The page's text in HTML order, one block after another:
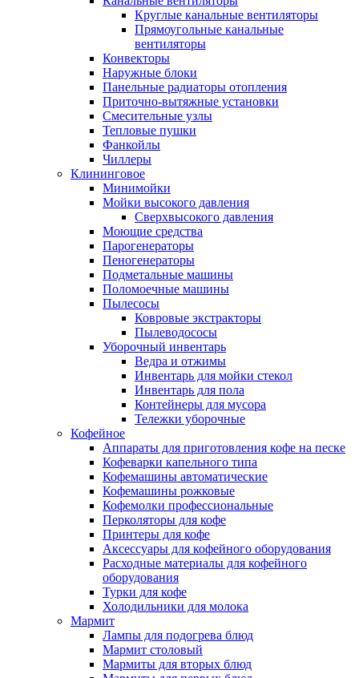
Круглые канальные вентиляторы
Прямоугольные канальные
вентиляторы
Конвекторы
Наружные блоки
Панельные радиаторы отопления
Приточно-вытяжные установки
Смесительные узлы
Тепловые пушки
Фанкойлы
Чиллеры
Клининговое
Минимойки
Мойки высокого давления
Сверхвысокого давления
Моющие средства
Парогенераторы
Пеногенераторы
Подметальные машины
Поломоечные машины
Пылесосы
Ковровые экстракторы
Пылеводососы
Уборочный инвентарь
Ведра и отжимы
Инвентарь для мойки стекол
Инвентарь для пола
Контейнеры для мусора
Тележки уборочные
Кофейное
Аппараты для приготовления кофе на песке
Кофеварки капельного типа
Кофемашины автоматические
Кофемашины рожковые
Кофемолки профессиональные
Перколяторы для кофе
Принтеры для кофе
Аксессуары для кофейного оборудования
Расходные материалы для кофейного
оборудования
Турки для кофе
Холодильники для молока
Мармит
Лампы для подогрева блюд
Мармит столовый
Мармиты для вторых блюд